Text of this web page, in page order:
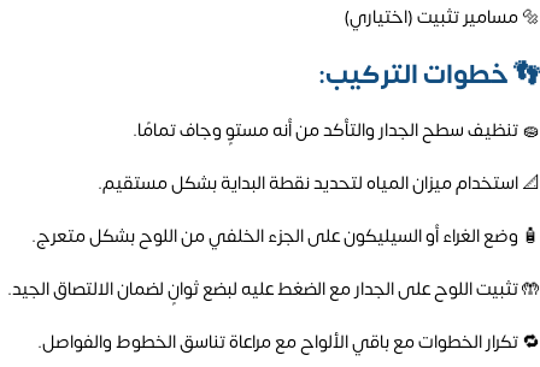
🔩 مسامير تثبيت (اختياري)
👣خطوات التركيب:
🧽 تنظيف سطح الجدار والتأكد من أنه مستوٍ وجاف تمامًا.
📐 استخدام ميزان المياه لتحديد نقطة البداية بشكل مستقيم.
🧴 وضع الغراء أو السيليكون على الجزء الخلفي من اللوح بشكل متعرج.
🤲 تثبيت اللوح على الجدار مع الضغط عليه لبضع ثوانٍ لضمان الالتصاق الجيد.
🔁 تكرار الخطوات مع باقي الألواح مع مراعاة تناسق الخطوط والفواصل.